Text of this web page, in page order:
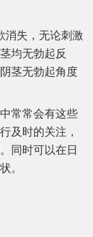
消失，无论刺激
均无勃起反
茎无勃起角度
常常会有这些
及时的关注，
同时可以在日
。